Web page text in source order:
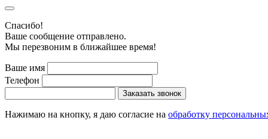
Cпасибо!
Ваше сообщение отправлено.
Мы перезвоним в ближайшее время!
Ваше имя
Телефон
Заказать звонок
Нажимаю на кнопку, я даю согласие на обработку